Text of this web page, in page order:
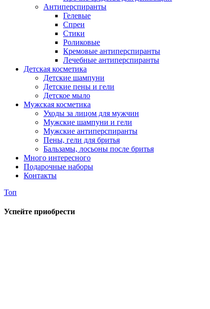
Антиперспиранты
Гелевые
Спреи
Стики
Роликовые
Кремовые антиперспиранты
Лечебные антиперспиранты
Детская косметика
Детские шампуни
Детские пены и гели
Детское мыло
Мужская косметика
Уходы за лицом для мужчин
Мужские шампуни и гели
Мужские антиперспиранты
Пены, гели для бритья
Бальзамы, лосьоны после бритья
Много интересного
Подарочные наборы
Контакты
Топ
Успейте приобрести